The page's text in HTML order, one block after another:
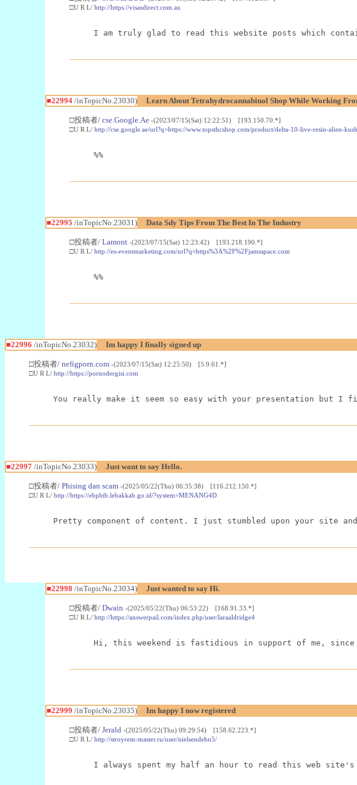
□U R L/ http://https://visasdirect.com.au
I am truly glad to read this website posts which
■22994/inTopicNo.23030) Learn About Tetrahydrocannabinol Shop While Working
□投稿者/ cse.Google.Ae -(2023/07/15(Sat) 12:22:51) [193.150.70.*]
□U R L/ http://cse.google.ae/url?q=https://www.topsthcshop.com/product/delta-10-live-resin-alien-
%%
■22995 /inTopicNo.23031) Data Sdy Tips From The Best In The Industry
□投稿者/ Lamont -(2023/07/15(Sat) 12:23:42) [193.218.190.*]
□U R L/ http://es-eventmarketing.com/url?q=https%3A%2F%2Fjamsspace.com
%%
■22996 /inTopicNo.23032) Im happy I finally signed up
□投稿者/ nefigporn.com -(2023/07/15(Sat) 12:25:50) [5.9.61.*]
□U R L/ http://https://pornodergisi.com
You really make it seem so easy with your presentation but
■22997 /inTopicNo.23033) Just want to say Hello.
□投稿者/ Phising dan scam -(2025/05/22(Thu) 06:35:38) [116.212.150.*]
□U R L/ http://https://ebphtb.lebakkab.go.id/?system=MENANG4D
Pretty component of content. I just stumbled upon your site
■22998 /inTopicNo.23034) Just wanted to say Hi.
□投稿者/ Dwain -(2025/05/22(Thu) 06:53:22) [168.91.33.*]
□U R L/ http://https://answerpail.com/index.php/user/laraaldridge4
Hi, this weekend is fastidious in support of me, since
■22999 /inTopicNo.23035) Im happy I now registered
□投稿者/ Jerald -(2025/05/22(Thu) 09:29:54) [158.62.223.*]
□U R L/ http://stroyrem-master.ru/user/nielsendehn5/
I always spent my half an hour to read this web